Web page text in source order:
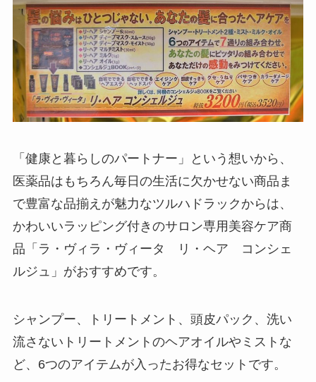
「健康と暮らしのパートナー」という想いから、
医薬品はもちろん毎日の生活に欠かせない商品ま
で豊富な品揃えが魅力なツルハドラックからは、
かわいいラッピング付きのサロン専用美容ケア商
品「ラ・ヴィラ・ヴィータ リ・ヘア コンシェ
ルジュ」がおすすめです。
シャンプー、トリートメント、頭皮パック、洗い
流さないトリートメントのヘアオイルやミストな
ど、6つのアイテムが入ったお得なセットです。